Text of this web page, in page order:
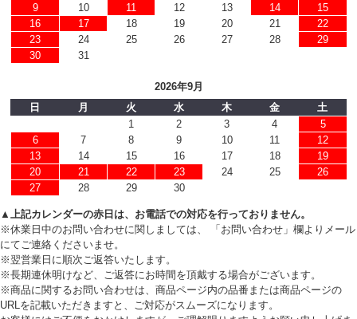
9
10 11 12 13 14
15
16
17 18 19 20 21
22
23
24 25 26 27 28
29
30
31
2026年9月
日
月 火 水 木 金
土
1
2 3 4
5
6
7 8 9 10 11
12
13
14 15 16 17 18
19
20
21 22 23 24 25
26
27
28 29 30
▲上記カレンダーの赤日は、お電話での対応を行っておりません。
※休業日中のお問い合わせに関しましては、 「お問い合わせ」欄よりメール
にてご連絡くださいませ。
※翌営業日に順次ご返答いたします。
※長期連休明けなど、ご返答にお時間を頂戴する場合がございます。
※商品に関するお問い合わせは、商品ページ内の品番または商品ページの
URLを記載いただきますと、ご対応がスムーズになります。